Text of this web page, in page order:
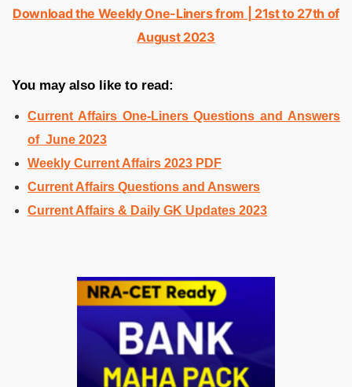
Download the Weekly One-Liners from | 21st to 27th of
August 2023
You may also like to read:
Current Affairs One-Liners Questions and Answers
of June 2023
Weekly Current Affairs 2023 PDF
Current Affairs Questions and Answers
Current Affairs & Daily GK Updates 2023